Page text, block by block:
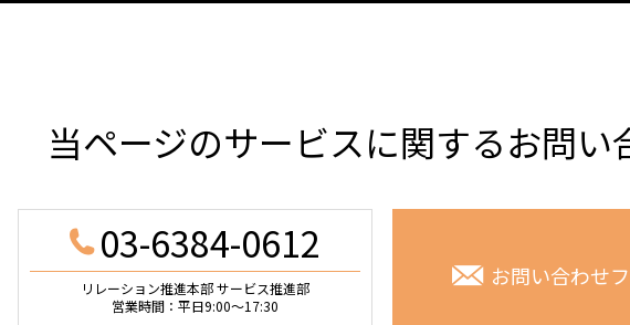
当ページのサービスに関するお問い
03-6384-0612
リレーション推進本部 サービス推進部
営業時間：平日9:00～17:30
お問い合わせ